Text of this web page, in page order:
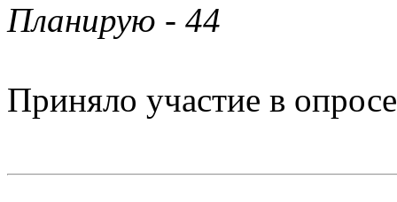
Планирую - 44
Приняло участие в